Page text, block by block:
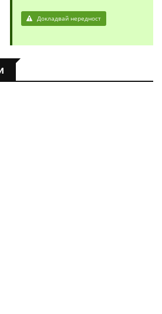
Докладвай нередност